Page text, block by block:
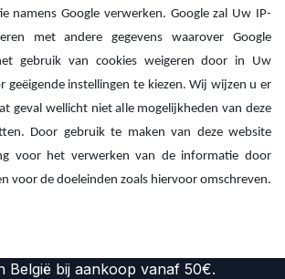
namens Google verwerken. Google zal Uw IP-
met andere gegevens waarover Google
gebruik van cookies weigeren door in Uw
geëigende instellingen te kiezen. Wij wijzen u er
geval wellicht niet alle mogelijkheden van deze
Door gebruik te maken van deze website
voor het verwerken van de informatie door
voor de doeleinden zoals hiervoor omschreven.
België bij aankoop vanaf 50€.